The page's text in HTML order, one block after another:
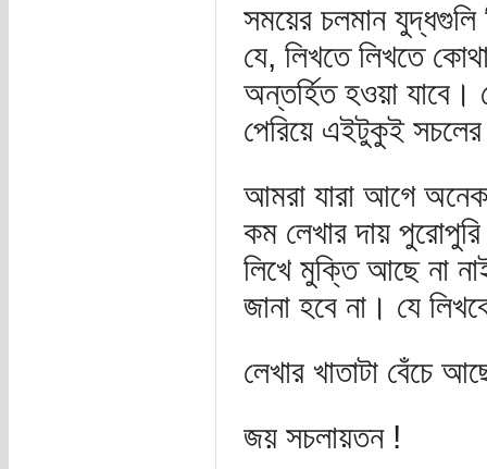
সময়ের চলমান
যে, লিখতে লিখতে
অন্তর্হিত হওয়া
পেরিয়ে এইটুকুই
আমরা যারা আগে অনেক
কম লেখার দায়
লিখে মুক্তি আছে না
জানা হবে না। যে
লেখার খাতাটা বেঁচে
জয় সচলায়তন !